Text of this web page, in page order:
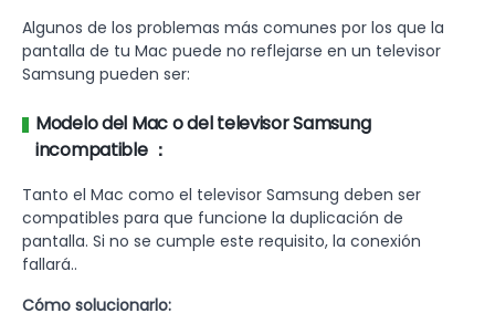
Algunos de los problemas más comunes por los que la
pantalla de tu Mac puede no reflejarse en un televisor
Samsung pueden ser:
Modelo del Mac o del televisor Samsung
incompatible ：
Tanto el Mac como el televisor Samsung deben ser
compatibles para que funcione la duplicación de
pantalla. Si no se cumple este requisito, la conexión
fallará..
Cómo solucionarlo: